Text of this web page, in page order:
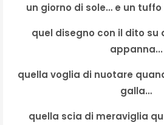
un giorno di sole… e un
quel disegno con il dito su
appanna...
quella voglia di nuotare
galla…
quella scia di meraviglia